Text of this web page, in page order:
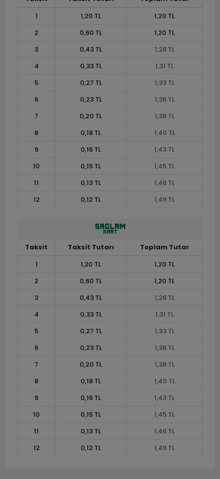
1
1,20 TL
1,20 TL
2
0,60 TL
1,20 TL
3
0,43 TL
1,28 TL
4
0,33 TL
1,31 TL
5
0,27 TL
1,33 TL
6
0,23 TL
1,36 TL
7
0,20 TL
1,38 TL
8
0,18 TL
1,40 TL
9
0,16 TL
1,43 TL
10
0,15 TL
1,45 TL
11
0,13 TL
1,46 TL
12
0,12 TL 1,49 TL
Taksit Taksit Tutarı
Toplam Tutar
1
1,20 TL
1,20 TL
2
0,60 TL
1,20 TL
3
0,43 TL
1,28 TL
4
0,33 TL
1,31 TL
5
0,27 TL
1,33 TL
6
0,23 TL
1,36 TL
7
0,20 TL
1,38 TL
8
0,18 TL
1,40 TL
9
0,16 TL
1,43 TL
10
0,15 TL
1,45 TL
11
0,13 TL
1,46 TL
12
0,12 TL 1,49 TL